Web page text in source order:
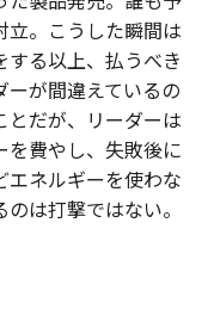
。こうした瞬間は
る以上、払うべき
が間違えているの
とだが、リーダーは
費やし、失敗後に
エネルギーを使わな
は打撃ではない。